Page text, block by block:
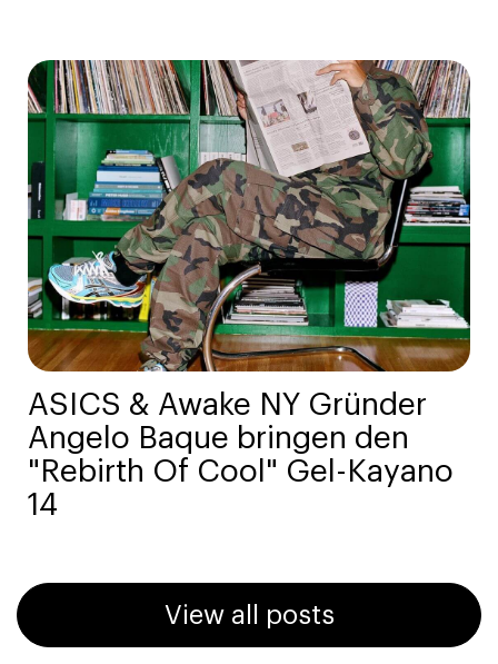
ASICS & Awake NY Gründer
Angelo Baque bringen den
"Rebirth Of Cool" Gel-Kayano
14
View all posts